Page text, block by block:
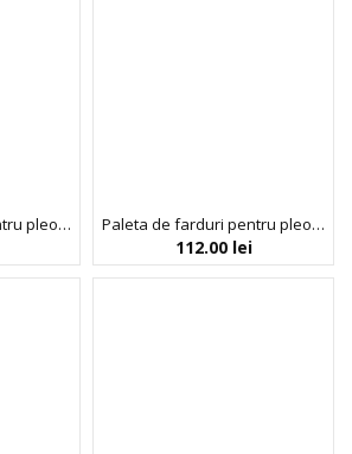
Paleta de farduri pentru pleoape, cu pigmenti presati, Cat Girl Chronicles, Manga Collection, Rude Cosmetics, 15 nuanțe Paleta de farduri pentru pleoape, cu pigmenti presati, First Love Diary, Manga Collection, Rude Cosmetics, 15 nuanțe
112.00 lei